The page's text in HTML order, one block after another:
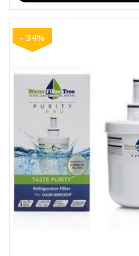
- 34%